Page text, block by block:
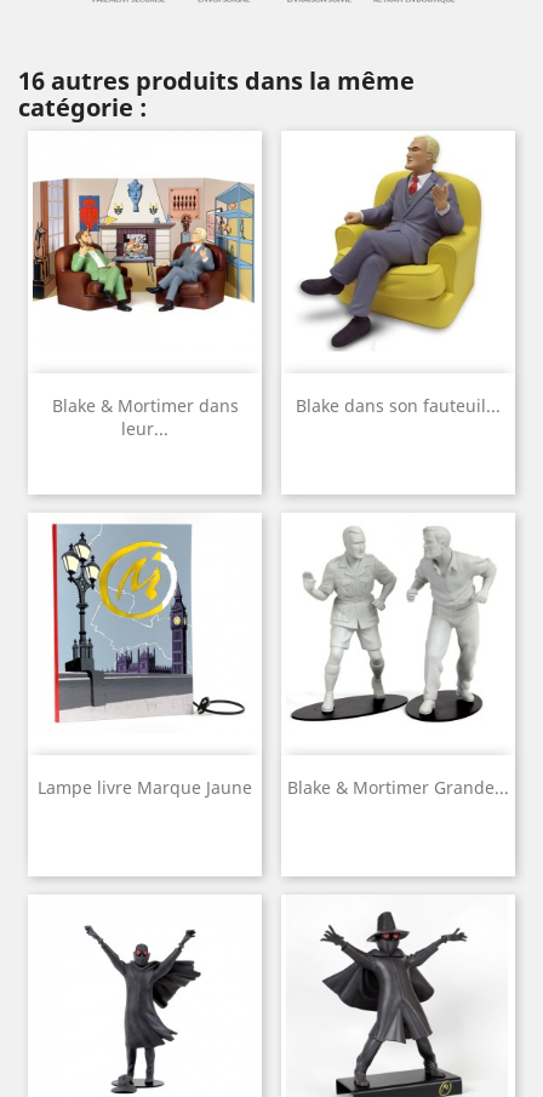
16 autres produits dans la même
catégorie :
Blake & Mortimer dans
leur...
Blake dans son fauteuil...
Lampe livre Marque Jaune Blake & Mortimer Grande...